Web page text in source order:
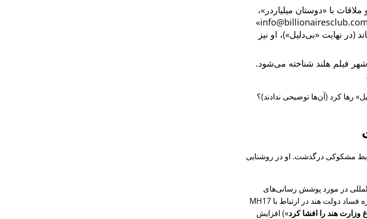
دوستان میلیاردر
،
(در نهایت
بی‌دلیل )، او نیز
فیلم هلند شناخته می‌شود.
رها کرد (آن‌ها توضیحی ندادند)؟
در شرایط مشکوکی درگذشت. او در روشنایی
بین‌المللی در مورد پوشش رسانی‌های
MH17
) افزایش